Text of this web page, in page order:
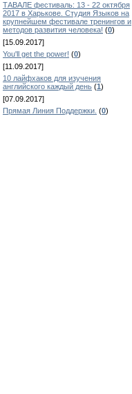
ТАВАЛЕ фестиваль: 13 - 22 октября
2017 в Харькове. Студия Языков на
крупнейшем фестивале тренингов и
методов развития человека! (0)
[15.09.2017]
You'll get the power! (0)
[11.09.2017]
10 лайфхаков для изучения
английского каждый день (1)
[07.09.2017]
Прямая Линия Поддержки. (0)